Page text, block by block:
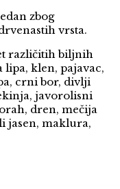
zbog
vrsta.
različitih biljnih
lipa, klen, pajavac,
crni bor, divlji
javorolisni
dren, mečija
jasen, maklura,